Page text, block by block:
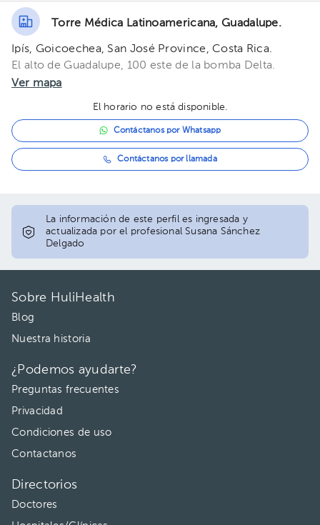
Torre Médica Latinoamericana, Guadalupe.
Ipís, Goicoechea, San José Province, Costa Rica.
El alto de Guadalupe, 100 este de la bomba Delta.
Ver mapa
El horario no está disponible.
Contáctanos por Whatsapp
Contáctanos por llamada
La información de este perfil es ingresada y
actualizada por el profesional Susana Sánchez
Delgado
Sobre HuliHealth
Blog
Nuestra historia
¿Podemos ayudarte?
Preguntas frecuentes
Privacidad
Condiciones de uso
Contactanos
Directorios
Doctores